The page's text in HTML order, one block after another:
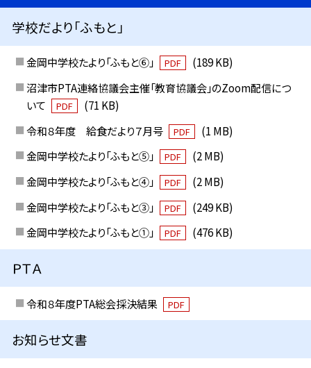
学校だより「ふもと」
金岡中学校たより「ふもと⑥」 PDF
(189 KB)
沼津市PTA連絡協議会主催「教育協議会」のZoom配信につ
いて
PDF
(71 KB)
令和８年度 給食だより７月号
PDF
(1 MB)
金岡中学校たより「ふもと⑤」
PDF
(2 MB)
金岡中学校たより「ふもと④」
PDF
(2 MB)
金岡中学校たより「ふもと③」
PDF
(249 KB)
金岡中学校たより「ふもと①」
PDF (476 KB)
ＰＴＡ
令和８年度PTA総会採決結果 PDF
お知らせ文書